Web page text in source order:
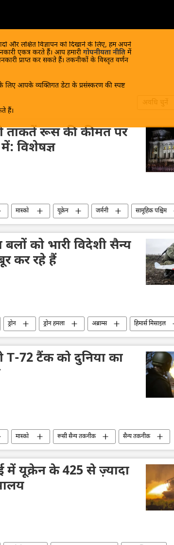
और लक्षित विज्ञापन को दिखाने के लिए, हम अपने
एकत्र करते हैं। आप हमारी गोपनीयता नीति में
प्राप्त कर सकते हैं। तकनीकों के विस्तृत वर्णन
आपके व्यक्तिगत डेटा के प्रसंस्करण की स्पष्ट
हैं।
अवधि चुनें
ताकतें रूस की कीमत पर
विशेषज्ञ
मास्को यूक्रेन जर्मनी
सामूहिक पश्चिम
रूसी अर्थव्यवस्था Sputnik मान्यता
बलों को भारी विदेशी सैन्य
कर रहे हैं
ड्रोन ड्रोन हमला अब्राम्स
हिमार्स मिसाइल
(MoD) राष्ट्रीय सुरक्षा हथियारों की आपूर्ति
T-72 टैंक को दुनिया का
मास्को रूसी सैन्य तकनीक
सैन्य तकनीक
T-72M1 टैंक अब्राम्स जर्मनी
अमेरिका
यूक्रेन के 425 से ज़्यादा